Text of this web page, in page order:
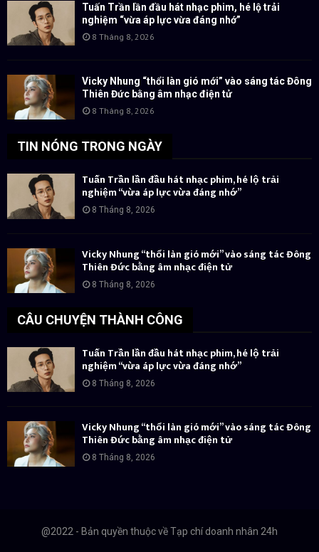
Tuấn Trần lần đầu hát nhạc phim, hé lộ trải
nghiệm “vừa áp lực vừa đáng nhớ”
8 Tháng 8, 2026
Vicky Nhung “thổi làn gió mới” vào sáng tác Đông
Thiên Đức bằng âm nhạc điện tử
8 Tháng 8, 2026
TIN NÓNG TRONG NGÀY
Tuấn Trần lần đầu hát nhạc phim, hé lộ trải
nghiệm “vừa áp lực vừa đáng nhớ”
8 Tháng 8, 2026
Vicky Nhung “thổi làn gió mới” vào sáng tác Đông
Thiên Đức bằng âm nhạc điện tử
8 Tháng 8, 2026
CÂU CHUYỆN THÀNH CÔNG
Tuấn Trần lần đầu hát nhạc phim, hé lộ trải
nghiệm “vừa áp lực vừa đáng nhớ”
8 Tháng 8, 2026
Vicky Nhung “thổi làn gió mới” vào sáng tác Đông
Thiên Đức bằng âm nhạc điện tử
8 Tháng 8, 2026
@2022 - Bản quyền thuộc về Tạp chí doanh nhân 24h